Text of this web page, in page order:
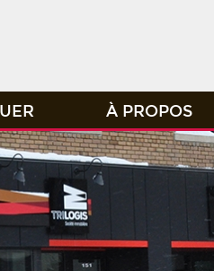
À PROPOS